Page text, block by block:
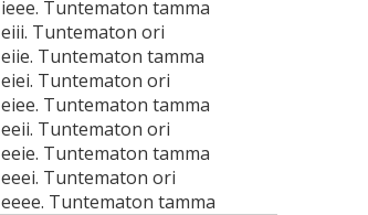
ieee. Tuntematon tamma
eiii. Tuntematon ori
eiie. Tuntematon tamma
eiei. Tuntematon ori
eiee. Tuntematon tamma
eeii. Tuntematon ori
eeie. Tuntematon tamma
eeei. Tuntematon ori
eeee. Tuntematon tamma